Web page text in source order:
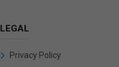
LEGAL
Privacy Policy